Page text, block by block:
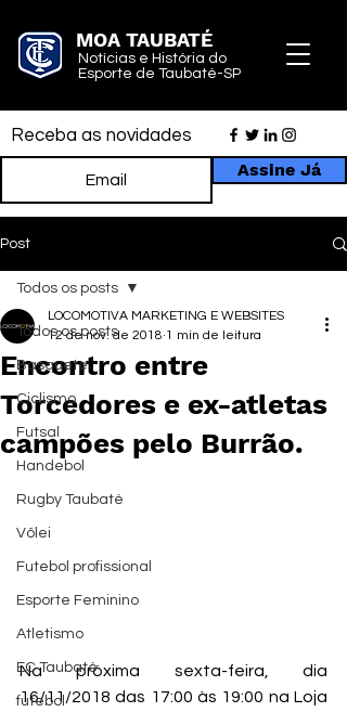
MOA TAUBATÉ
Notícias e História do
Esporte de Taubaté-SP
Receba as novidades
Assine Já
Post
Todos os posts
Basquete
Ciclismo
Futsal
Handebol
Rugby Taubaté
Vôlei
Futebol profissional
Esporte Feminino
Atletismo
EC Taubaté
futebol
Todos os posts
Encontro entre
Torcedores e ex-atletas
campões pelo Burrão.
LOCOMOTIVA MARKETING E WEBSITES
12 de nov. de 2018 1 min de leitura
Na próxima sexta-feira, dia
16/11/2018 das 17:00 às 19:00 na Loja